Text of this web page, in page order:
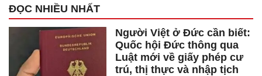
ĐỌC NHIỀU NHẤT
Người Việt ở Đức cần biết:
Quốc hội Đức thông qua
Luật mới về giấy phép cư
trú, thị thực và nhập tịch